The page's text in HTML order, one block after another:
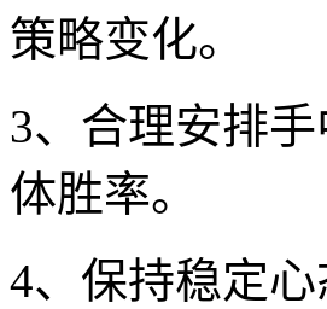
策略变化。
3、合理安排
体胜率。
4、保持稳定